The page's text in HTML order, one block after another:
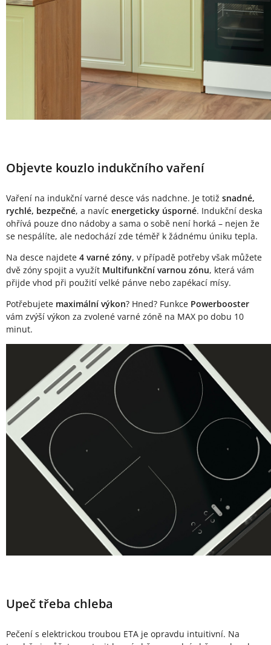
Objevte kouzlo indukčního vaření
Vaření na indukční varné desce vás nadchne. Je totiž snadné,
rychlé, bezpečné, a navíc energeticky úsporné. Indukční deska
ohřívá pouze dno nádoby a sama o sobě není horká – nejen že
se nespálíte, ale nedochází zde téměř k žádnému úniku tepla.
Na desce najdete 4 varné zóny, v případě potřeby však můžete
dvě zóny spojit a využít Multifunkční varnou zónu, která vám
přijde vhod při použití velké pánve nebo zapékací mísy.
Potřebujete maximální výkon? Hned? Funkce Powerbooster
vám zvýší výkon za zvolené varné zóně na MAX po dobu 10
minut.
Upeč třeba chleba
Pečení s elektrickou troubou ETA je opravdu intuitivní. Na